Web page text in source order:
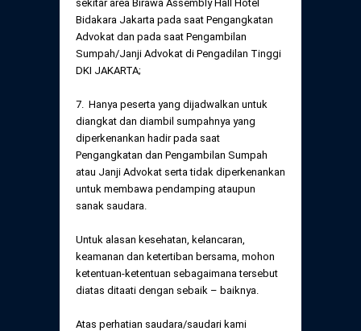
sekitar area Birawa Assembly Hall Hotel
Bidakara Jakarta pada saat Pengangkatan
Advokat dan pada saat Pengambilan
Sumpah/Janji Advokat di Pengadilan Tinggi
DKI JAKARTA;
7. Hanya peserta yang dijadwalkan untuk
diangkat dan diambil sumpahnya yang
diperkenankan hadir pada saat
Pengangkatan dan Pengambilan Sumpah
atau Janji Advokat serta tidak diperkenankan
untuk membawa pendamping ataupun
sanak saudara.
Untuk alasan kesehatan, kelancaran,
keamanan dan ketertiban bersama, mohon
ketentuan-ketentuan sebagaimana tersebut
diatas ditaati dengan sebaik – baiknya.
Atas perhatian saudara/saudari kami